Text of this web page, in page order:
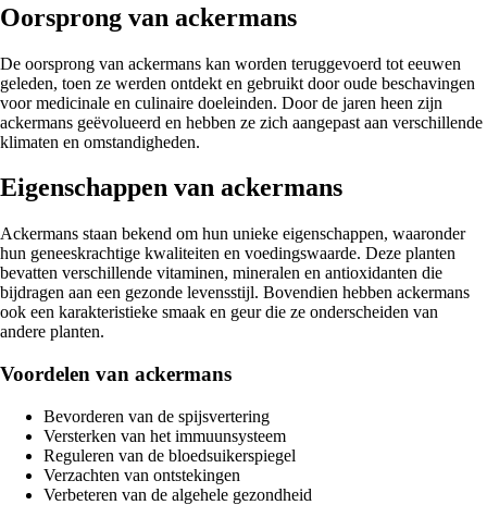
Oorsprong van ackermans
De oorsprong van ackermans kan worden teruggevoerd tot eeuwen
geleden, toen ze werden ontdekt en gebruikt door oude beschavingen
voor medicinale en culinaire doeleinden. Door de jaren heen zijn
ackermans geëvolueerd en hebben ze zich aangepast aan verschillende
klimaten en omstandigheden.
Eigenschappen van ackermans
Ackermans staan bekend om hun unieke eigenschappen, waaronder
hun geneeskrachtige kwaliteiten en voedingswaarde. Deze planten
bevatten verschillende vitaminen, mineralen en antioxidanten die
bijdragen aan een gezonde levensstijl. Bovendien hebben ackermans
ook een karakteristieke smaak en geur die ze onderscheiden van
andere planten.
Voordelen van ackermans
Bevorderen van de spijsvertering
Versterken van het immuunsysteem
Reguleren van de bloedsuikerspiegel
Verzachten van ontstekingen
Verbeteren van de algehele gezondheid